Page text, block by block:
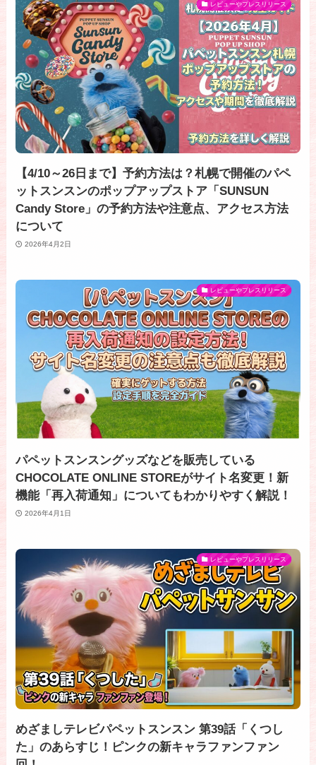
レビューやプレスリリース
【4/10～26日まで】予約方法は？札幌で開催のパペ
ットスンスンのポップアップストア「SUNSUN
Candy Store」の予約方法や注意点、アクセス方法
について
2026年4月2日
レビューやプレスリリース
パペットスンスングッズなどを販売している
CHOCOLATE ONLINE STOREがサイト名変更！新
機能「再入荷通知」についてもわかりやすく解説！
2026年4月1日
レビューやプレスリリース
めざましテレビパペットスンスン 第39話「くつし
た」のあらすじ！ピンクの新キャラファンファン